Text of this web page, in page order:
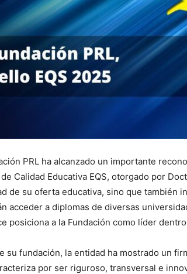
PRL ha alcanzado un importante
Calidad Educativa EQS, otorgado por
de su oferta educativa, sino que también
acceder a diplomas de diversas
posiciona a la Fundación como líder
su fundación, la entidad ha mostrado un
por ser riguroso, transversal e